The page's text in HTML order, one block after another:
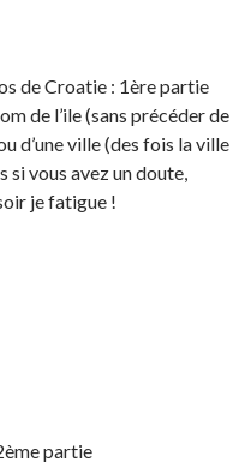
de Croatie : 1ère partie
de l’ile (sans précéder de
d’une ville (des fois la ville
si vous avez un doute,
je fatigue !
partie